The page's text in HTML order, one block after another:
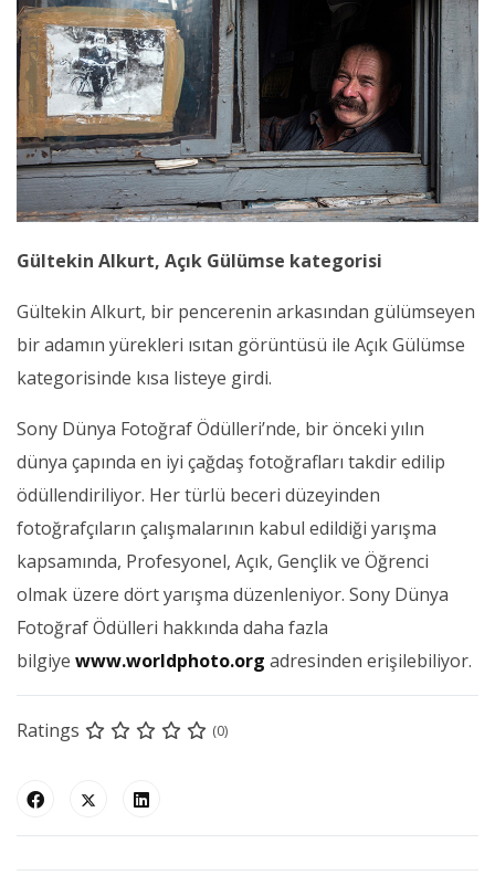
Gültekin Alkurt, Açık Gülümse kategorisi
Gültekin Alkurt, bir pencerenin arkasından gülümseyen
bir adamın yürekleri ısıtan görüntüsü ile Açık Gülümse
kategorisinde kısa listeye girdi.
Sony Dünya Fotoğraf Ödülleri’nde, bir önceki yılın
dünya çapında en iyi çağdaş fotoğrafları takdir edilip
ödüllendiriliyor. Her türlü beceri düzeyinden
fotoğrafçıların çalışmalarının kabul edildiği yarışma
kapsamında, Profesyonel, Açık, Gençlik ve Öğrenci
olmak üzere dört yarışma düzenleniyor. Sony Dünya
Fotoğraf Ödülleri hakkında daha fazla
bilgiye www.worldphoto.org adresinden erişilebiliyor.
Ratings (0)